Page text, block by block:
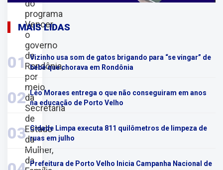
do
programa
Vencer,
o
governo
de
Rondônia,
por
meio
da
Secretaria
de
Estado
da
Mulher,
da
MAIS LIDAS
01 Vizinho usa som de gatos brigando para “se vingar” de
bebê que chorava em Rondônia
02
Léo Moraes entrega o que não conseguiram em anos
na educação de Porto Velho
03 Cidade Limpa executa 811 quilômetros de limpeza de
ruas em julho
Prefeitura de Porto Velho Inicia Campanha Nacional de